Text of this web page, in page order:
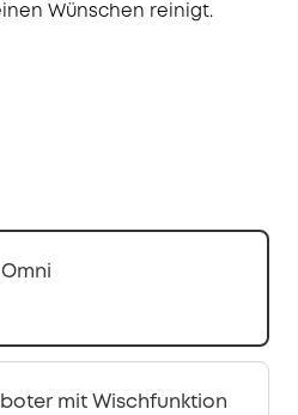
Wünschen reinigt.
mit Wischfunktion